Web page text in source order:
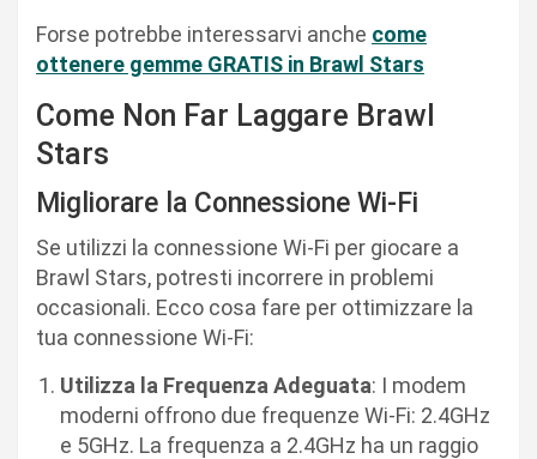
Forse potrebbe interessarvi anche come
ottenere gemme GRATIS in Brawl Stars
Come Non Far Laggare Brawl
Stars
Migliorare la Connessione Wi-Fi
Se utilizzi la connessione Wi-Fi per giocare a
Brawl Stars, potresti incorrere in problemi
occasionali. Ecco cosa fare per ottimizzare la
tua connessione Wi-Fi:
Utilizza la Frequenza Adeguata: I modem
moderni offrono due frequenze Wi-Fi: 2.4GHz
e 5GHz. La frequenza a 2.4GHz ha un raggio